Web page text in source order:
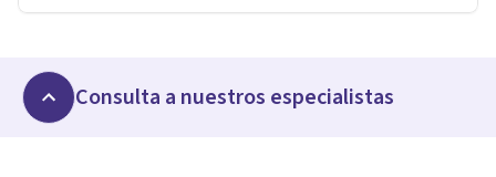
Consulta a nuestros especialistas